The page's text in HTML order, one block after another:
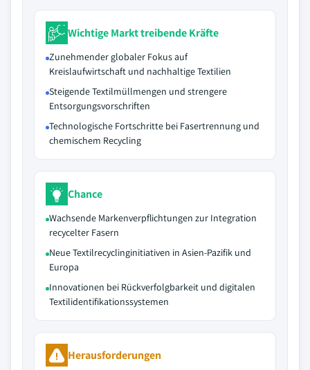
Wichtige Markt treibende Kräfte
Zunehmender globaler Fokus auf
Kreislaufwirtschaft und nachhaltige Textilien
Steigende Textilmüllmengen und strengere
Entsorgungsvorschriften
Technologische Fortschritte bei Fasertrennung und
chemischem Recycling
Chance
Wachsende Markenverpflichtungen zur Integration
recycelter Fasern
Neue Textilrecyclinginitiativen in Asien-Pazifik und
Europa
Innovationen bei Rückverfolgbarkeit und digitalen
Textilidentifikationssystemen
Herausforderungen